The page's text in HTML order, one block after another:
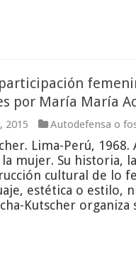
por María María
2015 Autodefensa o
Lima-Perú,
mujer. Su historia,
cultural de lo
estética o estilo,
Kutscher